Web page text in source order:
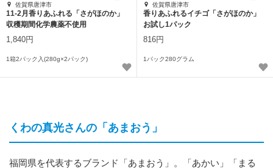
佐賀県唐津市
11-2月香りあふれる「さがほのか」
収穫期間化学農薬不使用
1,840円
1箱2パック入(280g×2パック)
佐賀県唐津市
香りあふれるイチゴ「さがほのか」
お試し1パック
816円
1パック280グラム
くわの真光さんの「あまおう」
福岡県を代表するブランド「あまおう」。「あかい」「まる